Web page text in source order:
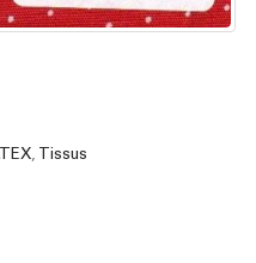
, Tissus